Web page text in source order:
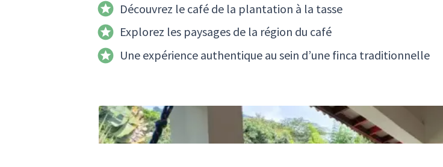
Découvrez le café de la plantation à la tasse
Explorez les paysages de la région du café
Une expérience authentique au sein d’une finca traditionnelle